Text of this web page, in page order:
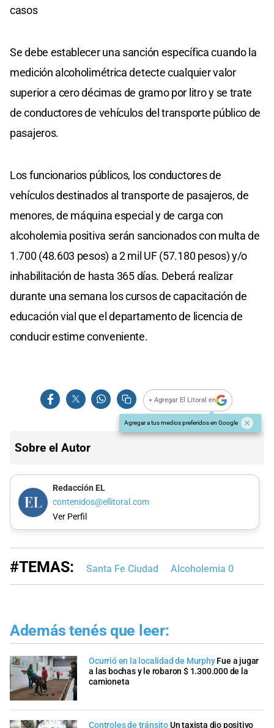
casos
Se debe establecer una sanción específica cuando la
medición alcoholimétrica detecte cualquier valor
superior a cero décimas de gramo por litro y se trate
de conductores de vehículos del transporte público de
pasajeros.
Los funcionarios públicos, los conductores de
vehículos destinados al transporte de pasajeros, de
menores, de máquina especial y de carga con
alcoholemia positiva serán sancionados con multa de
1.700 (48.603 pesos) a 2 mil UF (57.180 pesos) y/o
inhabilitación de hasta 365 días. Deberá realizar
durante una semana los cursos de capacitación de
educación vial que el departamento de licencia de
conducir estime conveniente.
+ Agregar El Litoral en
Agregar a tus medios preferidos en Google
Sobre el Autor
Redacción EL
contenidos@ellitoral.com
Ver Perfil
#TEMAS: Santa Fe Ciudad Alcoholemia 0
Además tenés que leer:
Ocurrió en la localidad de Murphy Fue a jugar
a las bochas y le robaron $ 1.300.000 de la
camioneta
Controles de tránsitoUn taxista dio positivo